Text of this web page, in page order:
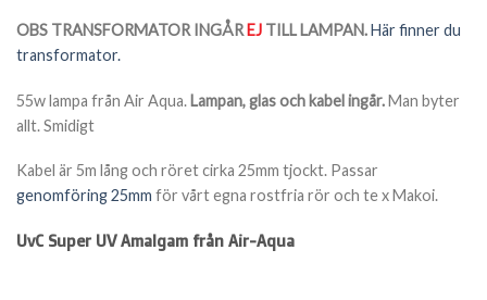
OBS TRANSFORMATOR INGÅR EJ TILL LAMPAN.Här finner du
transformator.
55w lampa från Air Aqua. Lampan, glas och kabel ingår.Man byter
allt. Smidigt
Kabel är 5m lång och röret cirka 25mm tjockt. Passar
genomföring 25mm för vårt egna rostfria rör och te x Makoi.
UvC Super UV Amalgam från Air-Aqua